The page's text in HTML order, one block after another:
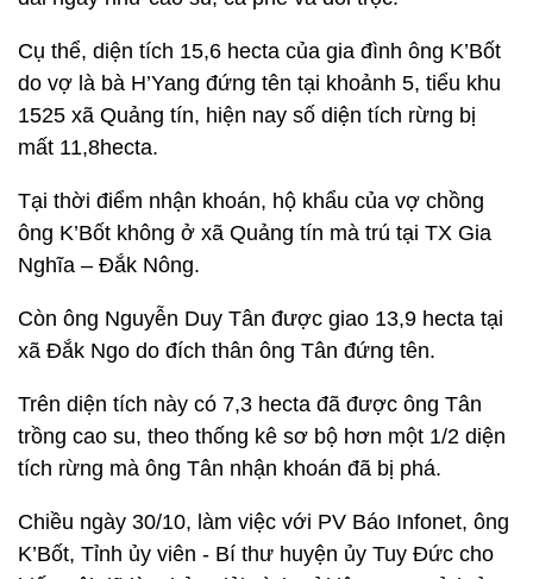
Cụ thể, diện tích 15,6 hecta của gia đình ông K’Bốt
do vợ là bà H’Yang đứng tên tại khoảnh 5, tiểu khu
1525 xã Quảng tín, hiện nay số diện tích rừng bị
mất 11,8hecta.
Tại thời điểm nhận khoán, hộ khẩu của vợ chồng
ông K’Bốt không ở xã Quảng tín mà trú tại TX Gia
Nghĩa – Đắk Nông.
Còn ông Nguyễn Duy Tân được giao 13,9 hecta tại
xã Đắk Ngo do đích thân ông Tân đứng tên.
Trên diện tích này có 7,3 hecta đã được ông Tân
trồng cao su, theo thống kê sơ bộ hơn một 1/2 diện
tích rừng mà ông Tân nhận khoán đã bị phá.
Chiều ngày 30/10, làm việc với PV Báo Infonet, ông
K’Bốt, Tỉnh ủy viên - Bí thư huyện ủy Tuy Đức cho